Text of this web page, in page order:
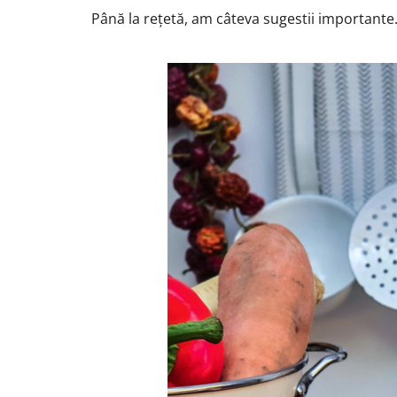
Până la rețetă, am câteva sugestii